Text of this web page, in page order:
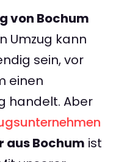
von Bochum
Umzug kann
sein, vor
einen
handelt. Aber
aus Bochum ist